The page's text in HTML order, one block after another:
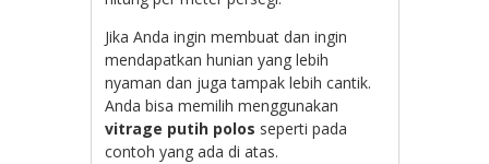
Jika Anda ingin membuat dan ingin
mendapatkan hunian yang lebih
nyaman dan juga tampak lebih cantik.
Anda bisa memilih menggunakan
vitrage putih polos seperti pada
contoh yang ada di atas.